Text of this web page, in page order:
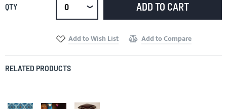
QTY ADD TO CART
Add to Wish List Add to Compare
RELATED PRODUCTS